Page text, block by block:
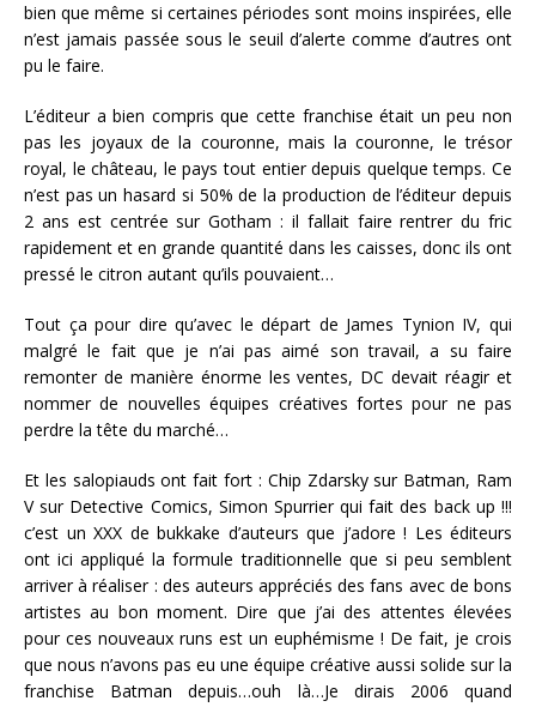
bien que même si certaines périodes sont moins inspirées, elle
n’est jamais passée sous le seuil d’alerte comme d’autres ont
pu le faire.
L’éditeur a bien compris que cette franchise était un peu non
pas les joyaux de la couronne, mais la couronne, le trésor
royal, le château, le pays tout entier depuis quelque temps. Ce
n’est pas un hasard si 50% de la production de l’éditeur depuis
2 ans est centrée sur Gotham : il fallait faire rentrer du fric
rapidement et en grande quantité dans les caisses, donc ils ont
pressé le citron autant qu’ils pouvaient…
Tout ça pour dire qu’avec le départ de James Tynion IV, qui
malgré le fait que je n’ai pas aimé son travail, a su faire
remonter de manière énorme les ventes, DC devait réagir et
nommer de nouvelles équipes créatives fortes pour ne pas
perdre la tête du marché…
Et les salopiauds ont fait fort : Chip Zdarsky sur Batman, Ram
V sur Detective Comics, Simon Spurrier qui fait des back up !!!
c’est un XXX de bukkake d’auteurs que j’adore ! Les éditeurs
ont ici appliqué la formule traditionnelle que si peu semblent
arriver à réaliser : des auteurs appréciés des fans avec de bons
artistes au bon moment. Dire que j’ai des attentes élevées
pour ces nouveaux runs est un euphémisme ! De fait, je crois
que nous n’avons pas eu une équipe créative aussi solide sur la
franchise Batman depuis…ouh là…Je dirais 2006 quand